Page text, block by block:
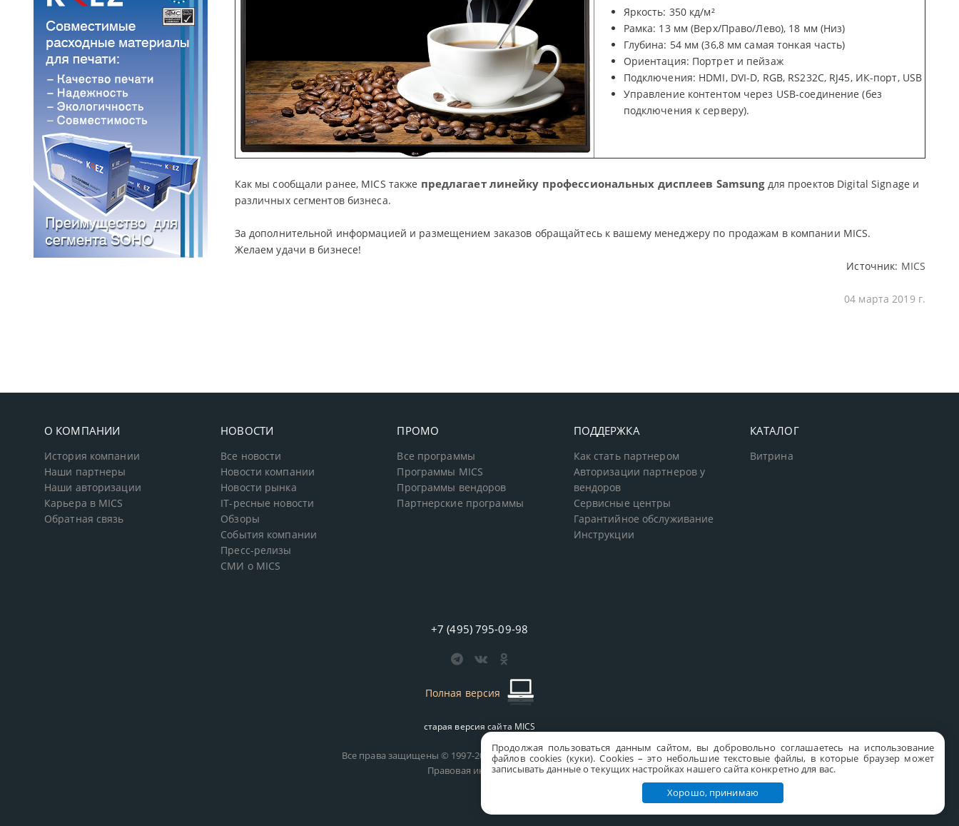
Продолжая пользоваться данным сайтом, вы добровольно соглашаетесь на использование
файлов cookies (куки). Сookies – это небольшие текстовые файлы, в которые браузер может
записывать данные о текущих настройках нашего сайта конкретно для вас.
Хорошо, принимаю
Яркость: 350 кд/м²
Рамка: 13 мм (Верх/Право/Лево), 18 мм (Низ)
Глубина: 54 мм (36,8 мм самая тонкая часть)
Ориентация: Портрет и пейзаж
Подключения: HDMI, DVI-D, RGB, RS232C, RJ45, ИК-порт, USB
Управление контентом через USB-соединение (без
подключения к серверу).
Как мы сообщали ранее, MICS также предлагает линейку профессиональных дисплеев Samsungдля проектов Digital Signage и
различных сегментов бизнеса.
За дополнительной информацией и размещением заказов обращайтесь к вашему менеджеру по продажам в компании MICS.
Желаем удачи в бизнесе!
Источник: MICS
04 марта 2019 г.
О КОМПАНИИ
История компании
Наши партнеры
Наши авторизации
Карьера в MICS
Обратная связь
НОВОСТИ
Все новости
Новости компании
Новости рынка
IT-ресные новости
Обзоры
События компании
Пресс-релизы
СМИ о MICS
ПРОМО
Все программы
Программы MICS
Программы вендоров
Партнерские программы
ПОДДЕРЖКА
Как стать партнером
Авторизации партнеров у
вендоров
Сервисные центры
Гарантийное обслуживание
Инструкции
КАТАЛОГ
Витрина
+7 (495) 795-09-98
Полная версия
старая версия сайта MICS
Все права защищены © 1997-2026 MICS Distribution Company
Правовая информация